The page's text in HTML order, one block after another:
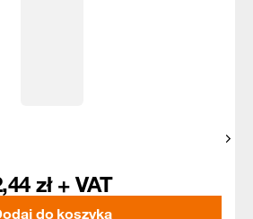
zł + VAT
do koszyka